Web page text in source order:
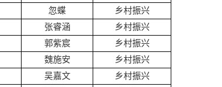
忽蝶
乡村振兴
张睿涵
乡村振兴
郭紫宸
乡村振兴
魏施安
乡村振兴
吴嘉文
乡村振兴